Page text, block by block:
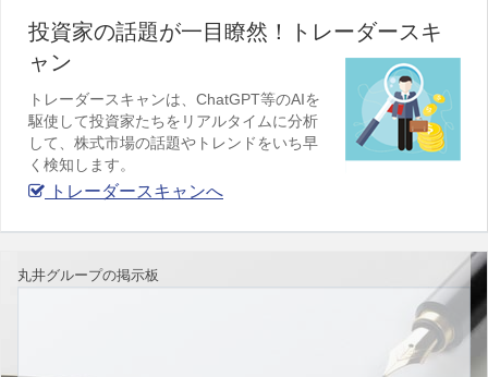
投資家の話題が一目瞭然！トレーダースキ
ャン
トレーダースキャンは、ChatGPT等のAIを
駆使して投資家たちをリアルタイムに分析
して、株式市場の話題やトレンドをいち早
く検知します。
トレーダースキャンへ
丸井グループの掲示板